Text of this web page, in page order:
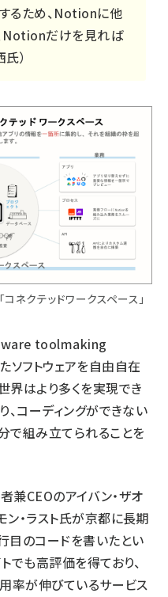
るため、Notionに他
Notionだけを見れば
）
ネクテッドワークスペース」
toolmaking
ソフトウェアを自由自在
界はより多くを実現でき
、コーディングができない
で組み立てられることを
CEOのアイバン・ザオ
・ラスト氏が京都に長期
目のコードを書いたとい
でも高評価を得ており、
率が伸びているサービス